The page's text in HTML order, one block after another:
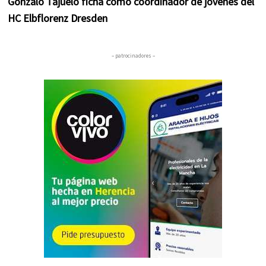
HC Elbflorenz Dresden
– patrocinadores –